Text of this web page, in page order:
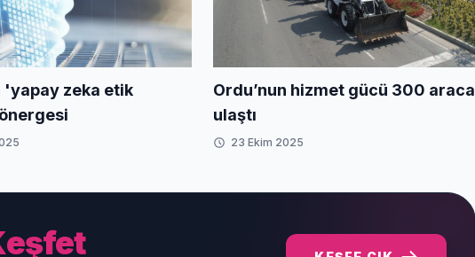
'yapay zeka etik
Ordu’nun hizmet gücü 300 araca
ulaştı
23 Ekim 2025